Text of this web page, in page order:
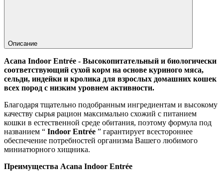
Описание
Acana Indoor Entrée - Высокопитательный и биологически
соответствующий сухой корм на основе куриного мяса,
сельди, индейки и кролика для взрослых домашних кошек
всех пород с низким уровнем активности.
Благодаря тщательно подобранным ингредиентам и высокому
качеству сырья рацион максимально схожий с питанием
кошки в естественной среде обитания, поэтому формула под
названием “ Indoor Entrée ” гарантирует всестороннее
обеспечение потребностей организма Вашего любимого
миниатюрного хищника.
Преимущества Acana Indoor Entrée